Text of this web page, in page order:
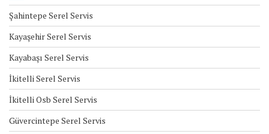
Şahintepe Serel Servis
Kayaşehir Serel Servis
Kayabaşı Serel Servis
İkitelli Serel Servis
İkitelli Osb Serel Servis
Güvercintepe Serel Servis